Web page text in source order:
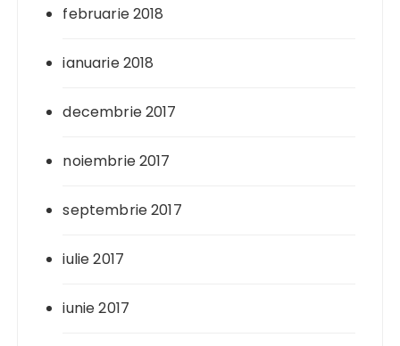
februarie 2018
ianuarie 2018
decembrie 2017
noiembrie 2017
septembrie 2017
iulie 2017
iunie 2017